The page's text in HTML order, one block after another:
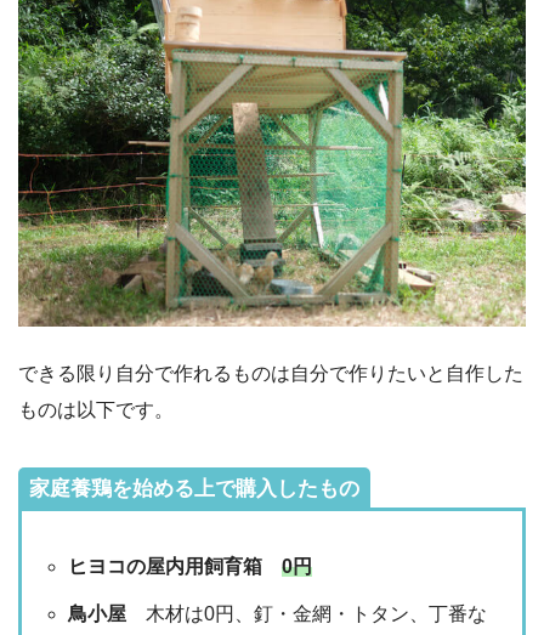
できる限り自分で作れるものは自分で作りたいと自作した
ものは以下です。
家庭養鶏を始める上で購入したもの
ヒヨコの屋内用飼育箱 0円
鳥小屋 木材は0円、釘・金網・トタン、丁番な